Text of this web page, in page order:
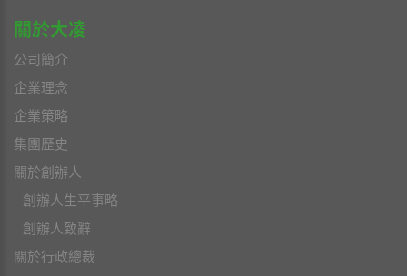
關於大凌
公司簡介
企業理念
企業策略
集團歷史
關於創辦人
創辦人生平事略
創辦人致辭
關於行政總裁